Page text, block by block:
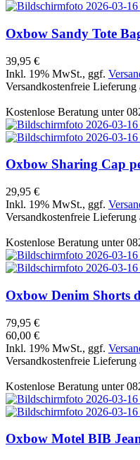
Oxbow Sandy Tote
39,95 €
Inkl. 19% MwSt., ggf.
Versandkostenfreie
Kostenlose Beratung unter
Oxbow Sharing Cap
29,95 €
Inkl. 19% MwSt., ggf.
Versandkostenfreie
Kostenlose Beratung unter
Oxbow Denim Shorts
79,95 €
60,00 €
Inkl. 19% MwSt., ggf.
Versandkostenfreie
Kostenlose Beratung unter
Oxbow Motel BIB